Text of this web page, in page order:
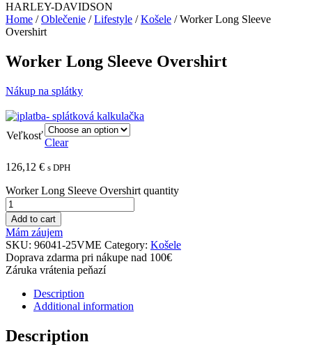
HARLEY-DAVIDSON
Home /Oblečenie /Lifestyle /Košele / Worker Long Sleeve
Overshirt
Worker Long Sleeve Overshirt
Nákup na splátky
Veľkosť
Clear
126,12 € s DPH
Worker Long Sleeve Overshirt quantity
Add to cart
Mám záujem
SKU: 96041-25VME Category: Košele
Doprava zdarma pri nákupe nad 100€
Záruka vrátenia peňazí
Description
Additional information
Description